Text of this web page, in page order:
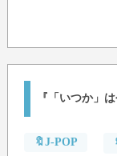
『「いつか」
🔖J-POP